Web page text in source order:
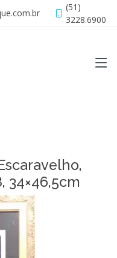
(51)
3228.6900
34×46,5cm